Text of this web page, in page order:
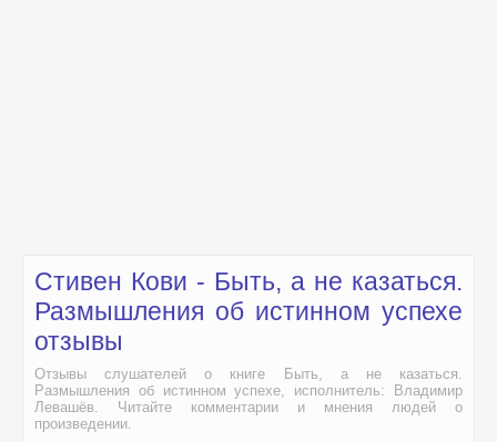
Стивен Кови - Быть, а не казаться.
Размышления об истинном успехе
отзывы
Отзывы слушателей о книге Быть, а не казаться.
Размышления об истинном успехе, исполнитель: Владимир
Левашёв. Читайте комментарии и мнения людей о
произведении.